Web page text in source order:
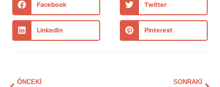
Facebook Twitter
LinkedIn Pinterest
ÖNCEKI SONRAKI